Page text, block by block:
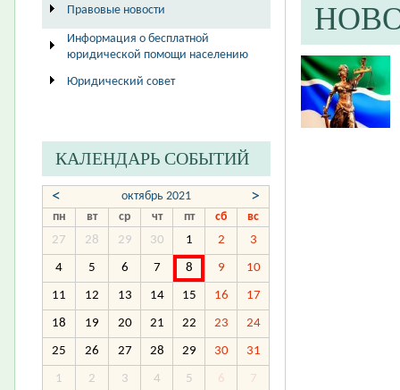
Правовые новости
Информация о бесплатной
юридической помощи населению
Юридический совет
КАЛЕНДАРЬ СОБЫТИЙ
< октябрь 2021 >
пн вт ср чт пт сб
вс
27
28 29 30 1 2 3
4 5 6 7 8 9 10
11 12 13 14 15 16 17
18 19 20 21 22 23 24
25 26 27 28 29 30 31
1 2 3 4 5 6 7